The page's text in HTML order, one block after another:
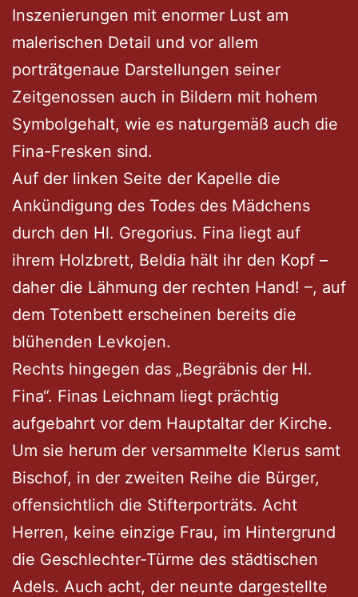
Inszenierungen mit enormer Lust am
malerischen Detail und vor allem
porträtgenaue Darstellungen seiner
Zeitgenossen auch in Bildern mit hohem
Symbolgehalt, wie es naturgemäß auch die
Fina-Fresken sind.
Auf der linken Seite der Kapelle die
Ankündigung des Todes des Mädchens
durch den Hl. Gregorius. Fina liegt auf
ihrem Holzbrett, Beldia hält ihr den Kopf –
daher die Lähmung der rechten Hand! –, auf
dem Totenbett erscheinen bereits die
blühenden Levkojen.
Rechts hingegen das „Begräbnis der Hl.
Fina“. Finas Leichnam liegt prächtig
aufgebahrt vor dem Hauptaltar der Kirche.
Um sie herum der versammelte Klerus samt
Bischof, in der zweiten Reihe die Bürger,
offensichtlich die Stifterporträts. Acht
Herren, keine einzige Frau, im Hintergrund
die Geschlechter-Türme des städtischen
Adels. Auch acht, der neunte dargestellte